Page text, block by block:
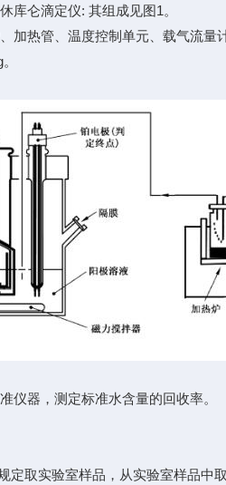
库仑滴定仪: 其组成见图1。
加热管、温度控制单元、载气流量
仪器，测定标准水含量的回收率。
定取实验室样品，从实验室样品中